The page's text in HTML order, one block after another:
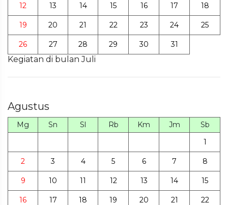
12 13 14 15 16 17 18
19 20 21 22 23 24 25
26 27 28 29 30 31
Kegiatan di bulan Juli
Agustus
Mg Sn Sl Rb Km Jm
Sb
1
2 3 4 5 6 7 8
9 10 11 12 13 14 15
16 17 18 19 20 21 22